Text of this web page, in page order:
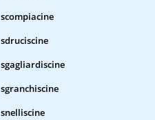
scompiacine
sdruciscine
sgagliardiscine
sgranchiscine
snelliscine